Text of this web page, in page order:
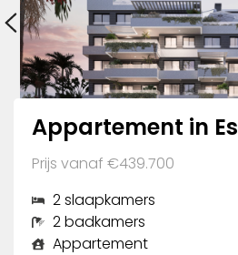
Appartement in
Prijs vanaf €439.700
2 slaapkamers
2 badkamers
Appartement